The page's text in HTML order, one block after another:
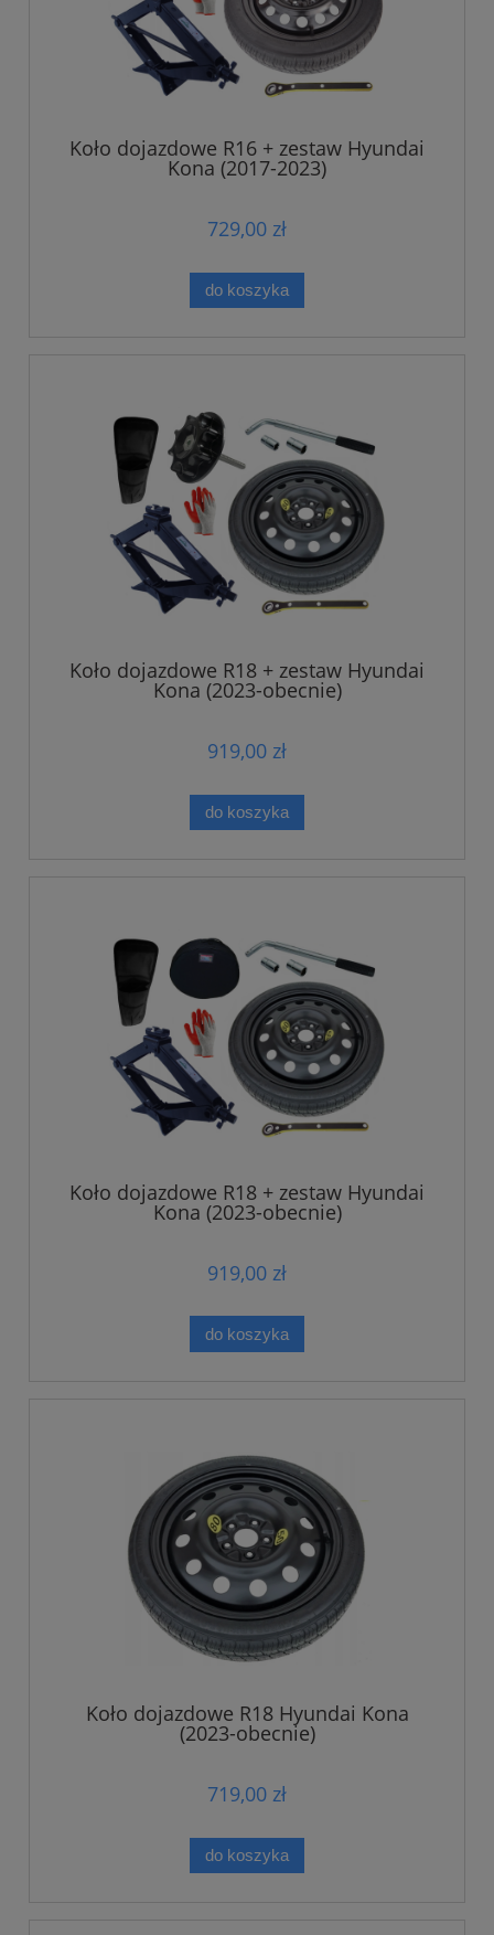
Koło dojazdowe R16 + zestaw Hyundai
Kona (2017-2023)
729,00 zł
do koszyka
Koło dojazdowe R18 + zestaw Hyundai
Kona (2023-obecnie)
919,00 zł
do koszyka
Koło dojazdowe R18 + zestaw Hyundai
Kona (2023-obecnie)
919,00 zł
do koszyka
Koło dojazdowe R18 Hyundai Kona
(2023-obecnie)
719,00 zł
do koszyka